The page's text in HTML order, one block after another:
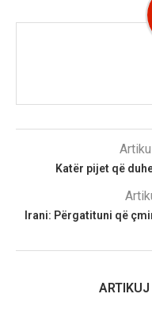
Katër pijet që
Irani: Përgatituni që
ARTIKUJ